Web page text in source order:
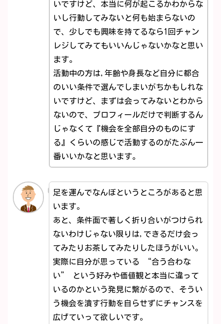
いですけど、本当に何が起こるかわからな
いし行動してみないと何も始まらないの
で、少しでも興味を持てるなら1回チャン
レジしてみてもいいんじゃないかなと思い
ます。
活動中の方は,年齢や身長など自分に都合
のいい条件で選んでしまいがちかもしれな
いですけど、まずは会ってみないとわから
ないので、プロフィールだけで判断するん
じゃなくて『機会を全部自分のものにす
る』くらいの感じで活動するのがたぶん一
番いいかなと思います。
足を運んでなんぼというところがあると思
います。
あと、条件面で著しく折り合いがつけられ
ないわけじゃない限りは,できるだけ会っ
てみたりお茶してみたりしたほうがいい。
実際に自分が思っている “合う合わな
い” という好みや価値観と本当に違って
いるのかという発見に繋がるので、そうい
う機会を潰す行動を自らせずにチャンスを
広げていって欲しいです。